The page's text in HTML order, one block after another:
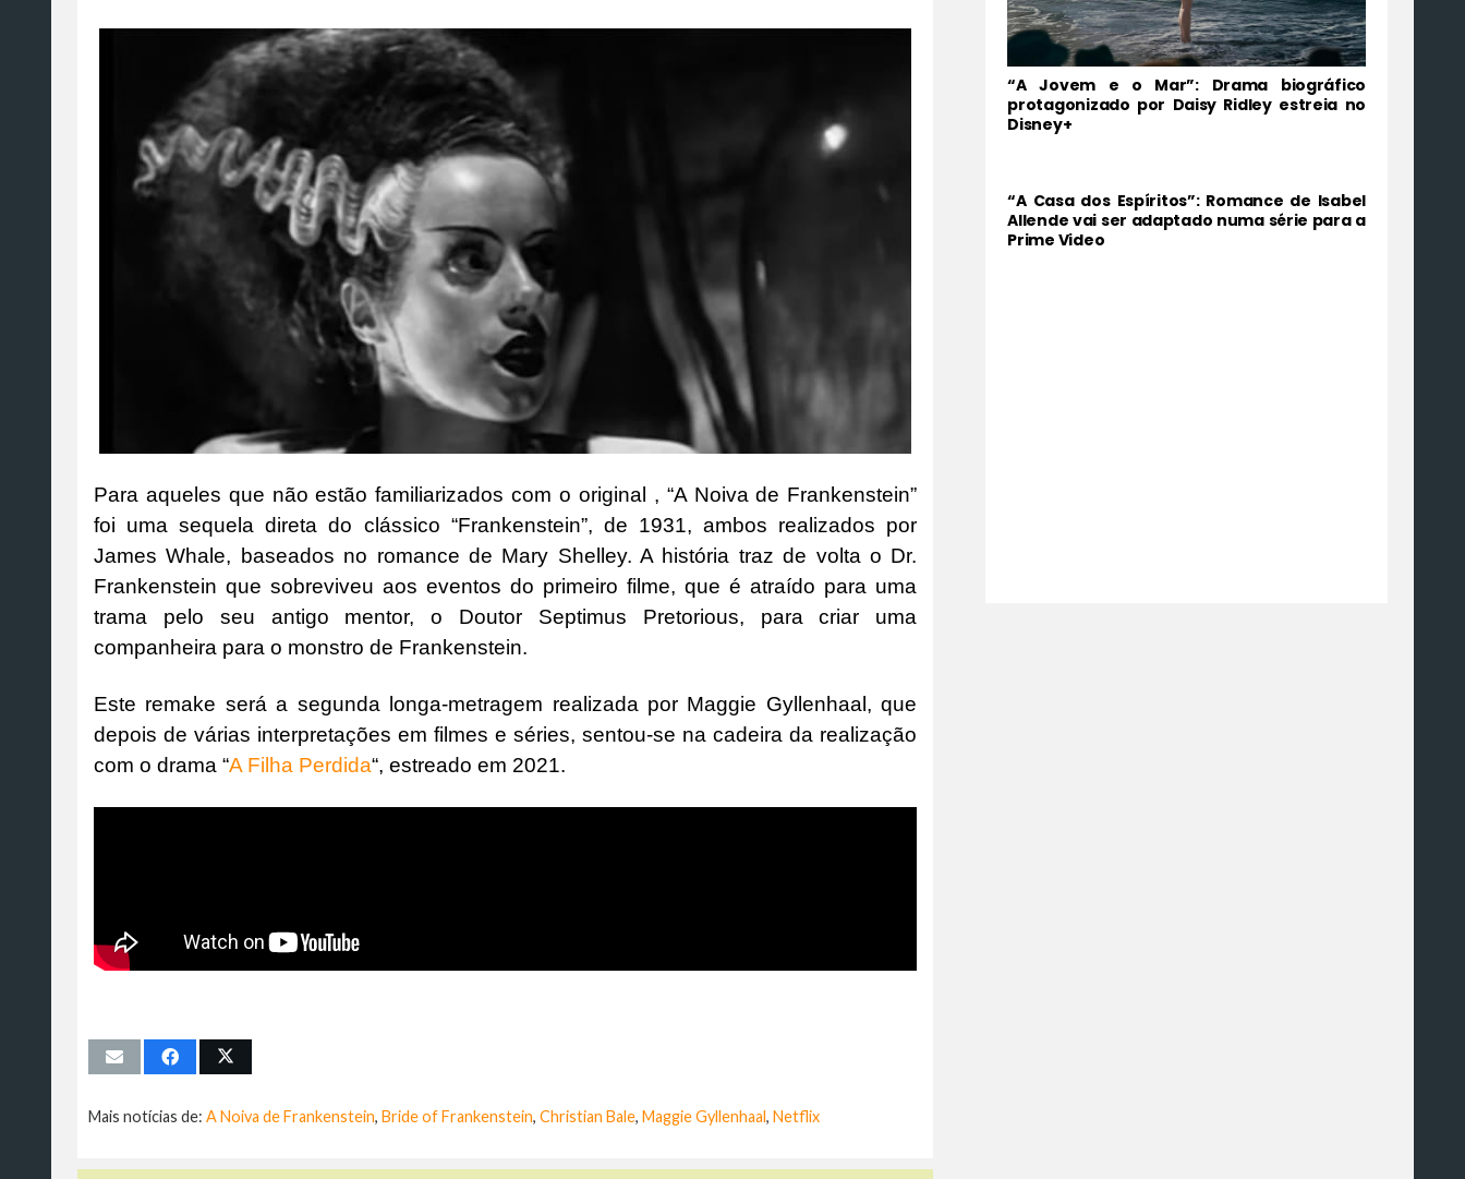
Para aqueles que não estão familiarizados com o original , “A Noiva de Frankenstein”
foi uma sequela direta do clássico “Frankenstein”, de 1931, ambos realizados por
James Whale, baseados no romance de Mary Shelley. A história traz de volta o Dr.
Frankenstein que sobreviveu aos eventos do primeiro filme, que é atraído para uma
trama pelo seu antigo mentor, o Doutor Septimus Pretorious, para criar uma
companheira para o monstro de Frankenstein.
Este remake será a segunda longa-metragem realizada por Maggie Gyllenhaal, que
depois de várias interpretações em filmes e séries, sentou-se na cadeira da realização
com o drama “A Filha Perdida“, estreado em 2021.
Mais notícias de: A Noiva de Frankenstein, Bride of Frankenstein, Christian Bale, Maggie Gyllenhaal, Netflix
“A Jovem e o Mar”: Drama biográfico
protagonizado por Daisy Ridley estreia no
Disney+
“A Casa dos Espíritos”: Romance de Isabel
Allende vai ser adaptado numa série para a
Prime Video